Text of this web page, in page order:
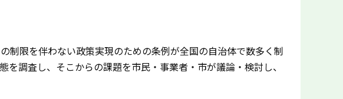
制限を伴わない政策実現のための条例が全国の自治体で数多く制
調査し、そこからの課題を市民・事業者・市が議論・検討し、